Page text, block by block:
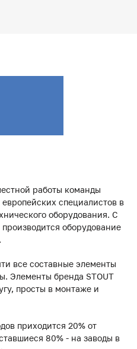
работы команды
специалистов в
оборудования. С
оборудование
все составные элементы
Элементы бренда STOUT
просты в монтаже и
приходится 20% от
80% - на заводы в